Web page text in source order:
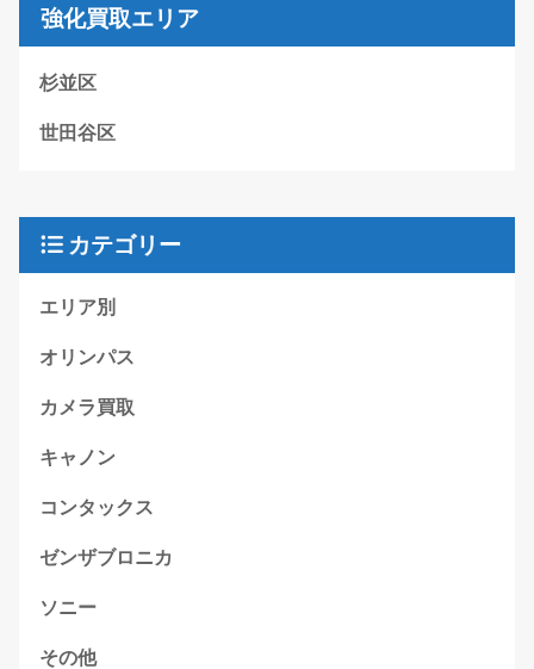
強化買取エリア
杉並区
世田谷区
カテゴリー
エリア別
オリンパス
カメラ買取
キャノン
コンタックス
ゼンザブロニカ
ソニー
その他